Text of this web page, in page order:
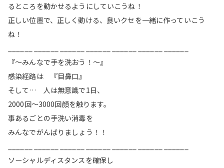
るところを動かせるようにしていこうね！
正しい位置で、正しく動ける、良いクセを一緒に作っていこう
ね！
『〜みんなで手を洗おう！〜』
感染経路は 『目鼻口』
そして… 人は無意識で1日、
2000回〜3000回顔を触ります。
事あるごとの手洗い消毒を
みんなでがんばりましょう！！
ソーシャルディスタンスを確保し